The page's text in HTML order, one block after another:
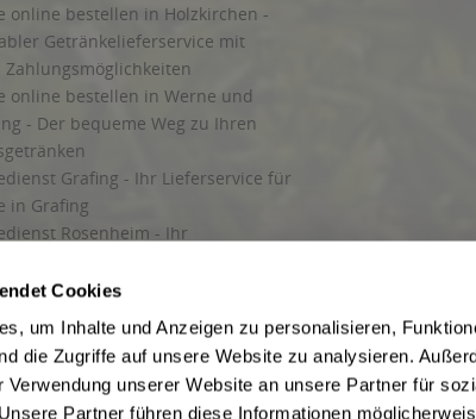
Cookies
um Inhalte und Anzeigen zu personalisieren,
die Zugriffe auf unsere Website zu analysieren.
Verwendung unserer Website an unsere Partner für
Partner führen diese Informationen
online bestellen in Holzkirchen -
Getränkelieferservice mit
online bestellen in Werne und
- Der bequeme Weg zu Ihren
Grafing - Ihr Lieferservice für
in Grafing
Rosenheim - Ihr
für Getränke
Getränke